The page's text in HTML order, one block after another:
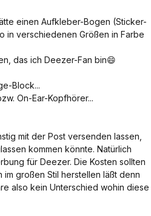
einen Aufkleber-Bogen (Sticker-
in verschiedenen Größen in Farbe
das ich Deezer-Fan bin😄
Block...
On-Ear-Kopfhörer...
mit der Post versenden lassen,
kommen könnte. Natürlich
für Deezer. Die Kosten sollten
großen Stil herstellen läßt denn
also kein Unterschied wohin diese